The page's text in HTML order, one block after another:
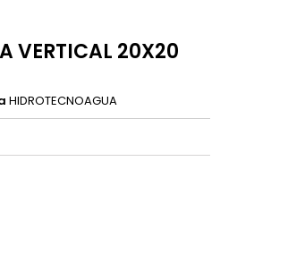
VERTICAL 20X20
HIDROTECNOAGUA